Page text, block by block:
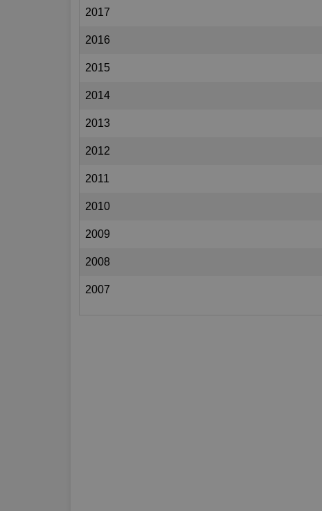
2017
2016
2015
2014
2013
2012
2011
2010
2009
2008
2007